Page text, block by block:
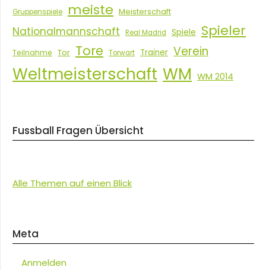
Gruppenspiele meiste Meisterschaft
Nationalmannschaft Real Madrid Spiele Spieler
Teilnahme Tor Tore Torwart Trainer Verein
Weltmeisterschaft WM WM 2014
Fussball Fragen Übersicht
Alle Themen auf einen Blick
Meta
Anmelden